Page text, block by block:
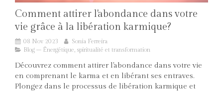
Comment attirer l'abondance dans votre
vie grâce à la libération karmique?
08 Nov 2023
Sonia Ferreira
Blog – Énergétique, spiritualité et transformation
Découvrez comment attirer l'abondance dans votre vie
en comprenant le karma et en libérant ses entraves.
Plongez dans le processus de libération karmique et